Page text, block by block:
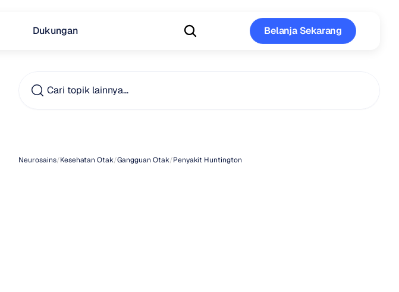
Dukungan
Belanja Sekarang
Cari topik lainnya…
Neurosains/Kesehatan Otak/Gangguan Otak/Penyakit Huntington